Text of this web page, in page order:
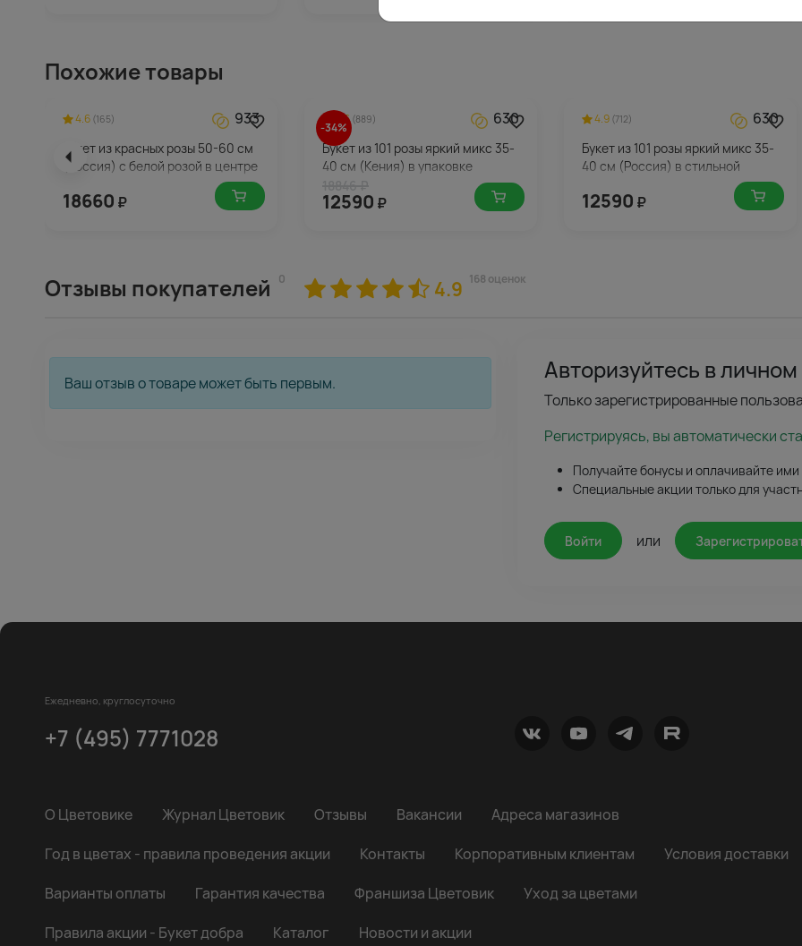
Похожие товары
4.6 (165) 933
Букет из красных розы 50-60 см
(Россия) с белой розой в центре
18660 ₽
-34%
4.6(889) 630
Букет из 101 розы яркий микс 35-
40 см (Кения) в упаковке
12590 ₽
4.9 (712) 630
Букет из 101 розы яркий микс 35-
40 см (Россия) в стильной
12590 ₽
Отзывы покупателей 0 4.9 168 оценок
Ваш отзыв о товаре может быть первым. Авторизуйтесь в
Только зарегистрированные
Регистрируясь, вы автоматически
Получайте бонусы и оплачивайте ими
Специальные акции только для
Войти или
Ежедневно, круглосуточно
+7 (495) 7771028
О Цветовике Журнал Цветовик Отзывы Вакансии
Адреса магазинов
Год в цветах - правила проведения акции
Контакты Корпоративным клиентам
Условия доставки
Варианты оплаты
Гарантия качества Франшиза Цветовик
Уход за цветами
Правила акции - Букет добра
Каталог Новости и акции